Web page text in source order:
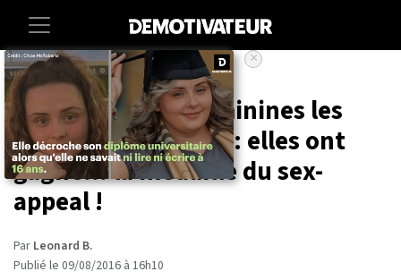
Accueil Sport
Ces 15 athlètes féminines les
plus canons des JO : elles ont
gagné... la médaille du sex-
appeal !
Par Leonard B.
Publié le 09/08/2016 à 16h10
×